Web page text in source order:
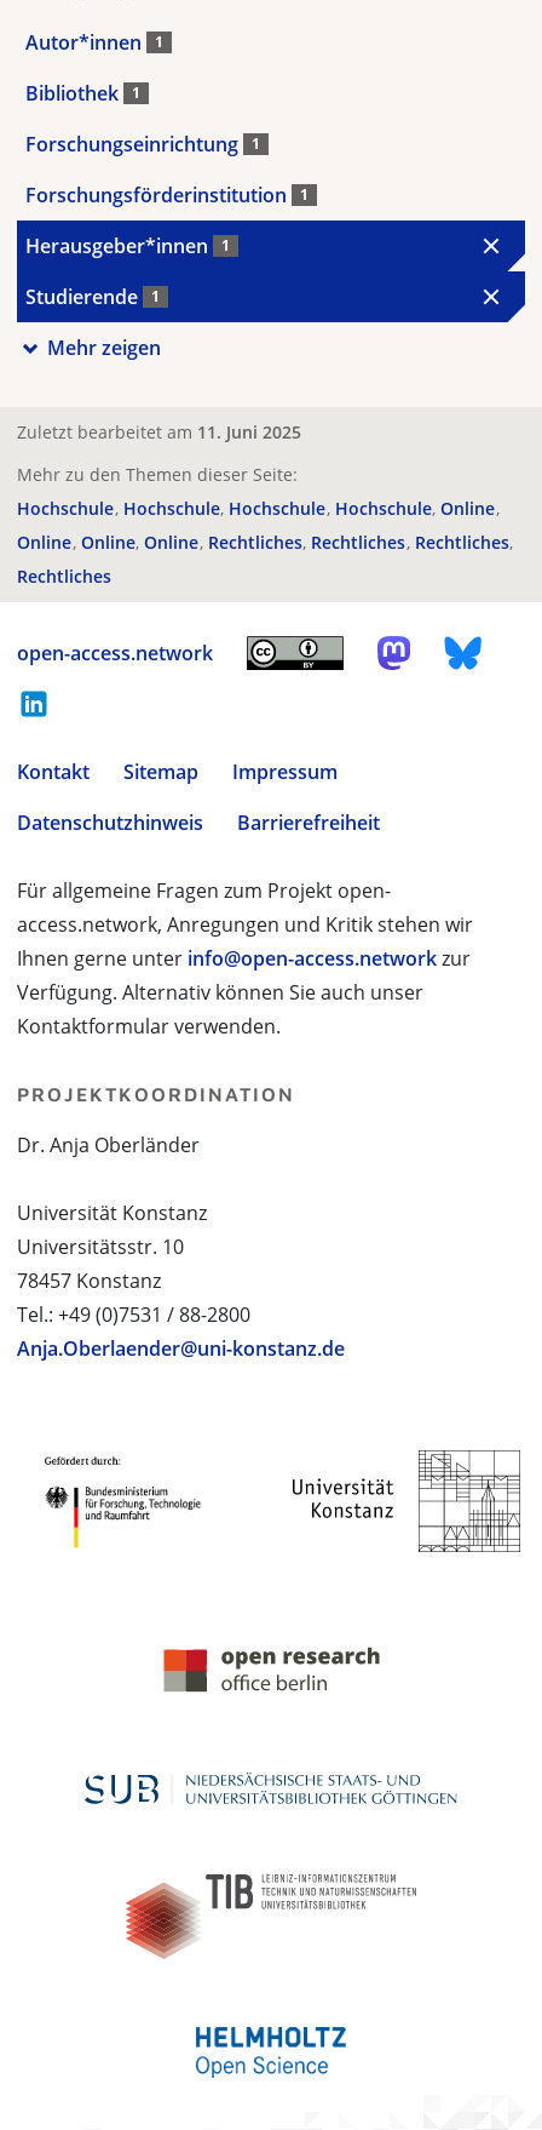
Autor*innen 1
Bibliothek 1
Forschungseinrichtung 1
Forschungsförderinstitution 1
Herausgeber*innen 1
Studierende 1
Mehr zeigen
Zuletzt bearbeitet am 11. Juni 2025
Mehr zu den Themen dieser Seite:
Hochschule Hochschule Hochschule Hochschule Online
Online Online Online Rechtliches Rechtliches Rechtliches
Rechtliches
open-access.network
Kontakt Sitemap
Impressum
Datenschutzhinweis
Barrierefreiheit
Für allgemeine Fragen zum Projekt open-
access.network, Anregungen und Kritik stehen wir
Ihnen gerne unter info@open-access.networkzur
Verfügung. Alternativ können Sie auch unser
Kontaktformular verwenden.
PROJEKTKOORDINATION
Dr. Anja Oberländer
Universität Konstanz
Universitätsstr. 10
78457 Konstanz
Tel.: +49 (0)7531 / 88-2800
Anja.Oberlaender@uni-konstanz.de